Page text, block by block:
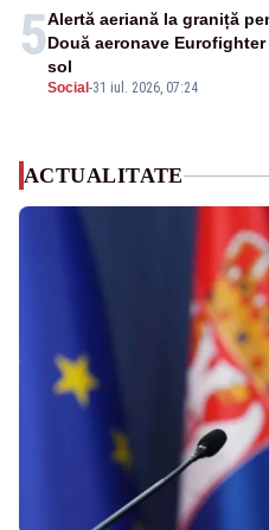
5
Social -31 iul. 2026, 07:24
Alertă aeriană la graniță
Două aeronave
sol
ACTUALITATE